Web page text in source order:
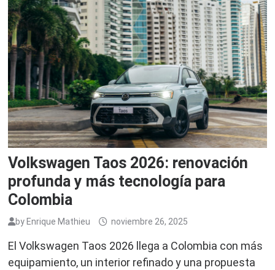
Volkswagen Taos 2026: renovación
profunda y más tecnología para
Colombia
by Enrique Mathieu noviembre 26, 2025
El Volkswagen Taos 2026 llega a Colombia con más
equipamiento, un interior refinado y una propuesta